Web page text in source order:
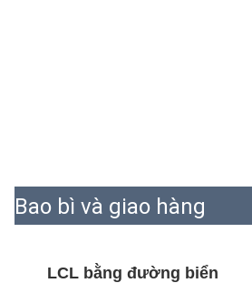
Bao bì và giao hàng
LCL bằng đường biển